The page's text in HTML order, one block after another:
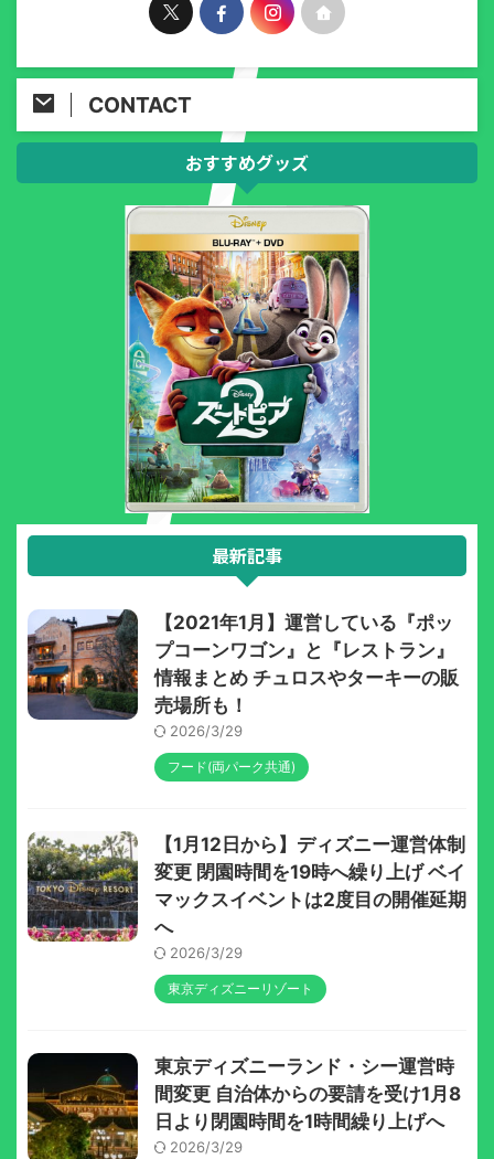
CONTACT
おすすめグッズ
最新記事
【2021年1月】運営している『ポッ
プコーンワゴン』と『レストラン』
情報まとめ チュロスやターキーの販
売場所も！
2026/3/29
フード(両パーク共通)
【1月12日から】ディズニー運営体制
変更 閉園時間を19時へ繰り上げ ベイ
マックスイベントは2度目の開催延期
へ
2026/3/29
東京ディズニーリゾート
東京ディズニーランド・シー運営時
間変更 自治体からの要請を受け1月8
日より閉園時間を1時間繰り上げへ
2026/3/29